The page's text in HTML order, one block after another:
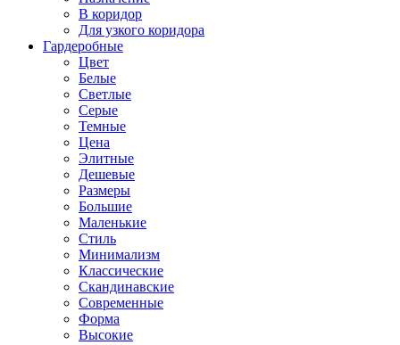
В коридор
Для узкого коридора
Гардеробные
Цвет
Белые
Светлые
Серые
Темные
Цена
Элитные
Дешевые
Размеры
Большие
Маленькие
Стиль
Минимализм
Классические
Скандинавские
Современные
Форма
Высокие